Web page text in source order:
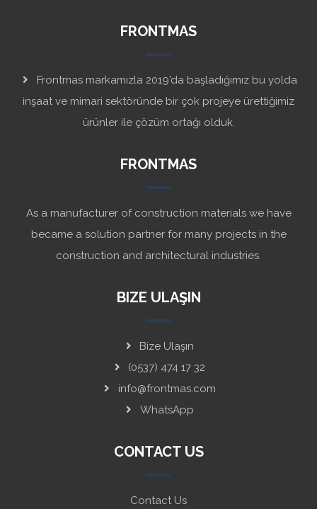
FRONTMAS
Frontmas markamızla 2019’da başladığımız bu yolda
inşaat ve mimari sektöründe bir çok projeye ürettiğimiz
ürünler ile çözüm ortağı olduk.
FRONTMAS
As a manufacturer of construction materials we have
became a solution partner for many projects in the
construction and architectural industries.
BIZE ULAŞIN
Bize Ulaşın
(0537) 474 17 32
info@frontmas.com
WhatsApp
CONTACT US
Contact Us